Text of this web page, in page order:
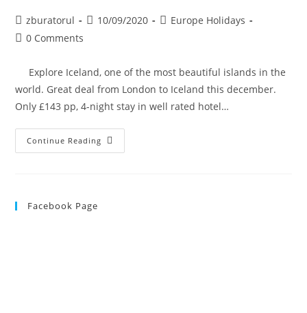
Post
author:
zburatorul
Post10/09/2020
PostEurope Holidays
Post0 Comments
Explore Iceland, one of the most beautiful islands in the
world. Great deal from London to Iceland this december.
Only £143 pp, 4-night stay in well rated hotel…
Continue Reading Explore
Iceland!
Facebook Page